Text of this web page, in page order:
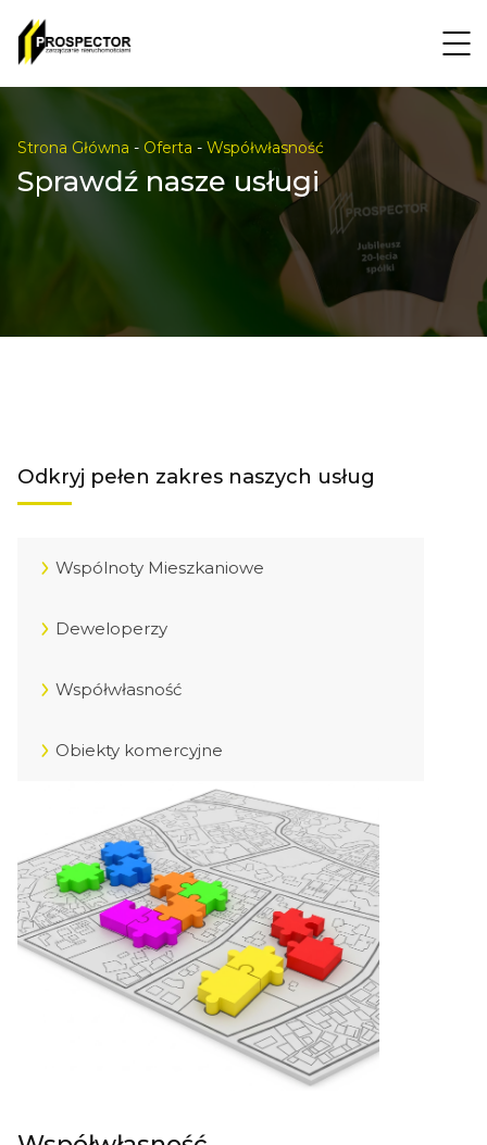
Sprawdź nasze usługi
Strona Główna - Oferta - Współwłasność
Odkryj pełen zakres naszych usług
Wspólnoty Mieszkaniowe
Deweloperzy
Współwłasność
Obiekty komercyjne